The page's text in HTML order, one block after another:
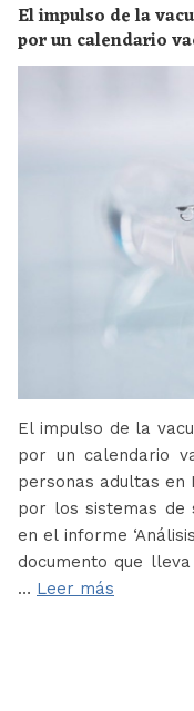
El impulso de la
por un calendario
El impulso de la
por un calendario
personas adultas en
por los sistemas de
en el informe
documento que
… Leer más